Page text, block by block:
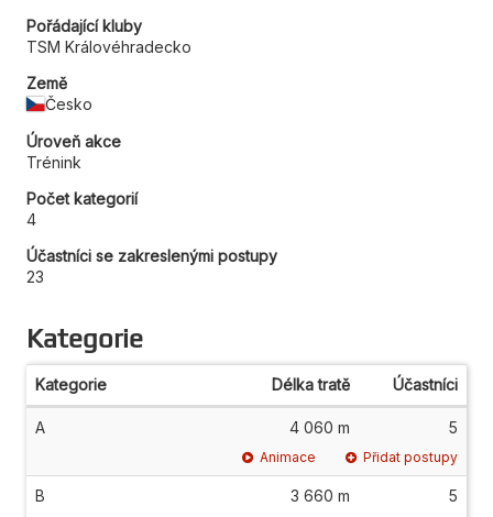
Pořádající kluby
TSM Královéhradecko
Země
Česko
Úroveň akce
Trénink
Počet kategorií
4
Účastníci se zakreslenými postupy
23
Kategorie
Kategorie Délka tratě Účastníci
A 4 060 m 5
Animace Přidat postupy
B 3 660 m 5